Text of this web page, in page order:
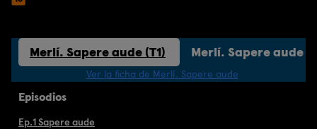
Merlí. Sapere aude (T1) Merlí. Sapere aude
Ver la ficha de Merlí. Sapere aude
Episodios
Ep.1 Sapere aude